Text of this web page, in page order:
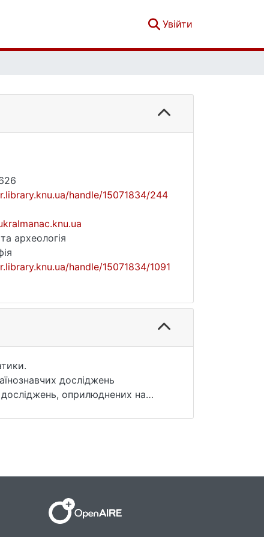
Увійти
handle/15071834/244
та археологія
handle/15071834/1091
досліджень
досліджень, оприлюднених на